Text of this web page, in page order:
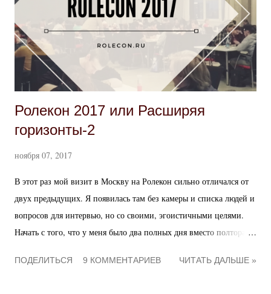
то, что всегда так было. Оба королевства характеризуются
строгим феодальным строем и представляют собой сеттинг,
вдохновленный ранним средневековьем и столетней войной
между Англией и Францией. По авентурским стандартам эти
страны считаются отстал...
Ролекон 2017 или Расширяя
горизонты-2
ноября 07, 2017
В этот раз мой визит в Москву на Ролекон сильно отличался от
двух предыдущих. Я появилась там без камеры и списка людей и
вопросов для интервью, но со своими, эгоистичными целями.
Начать с того, что у меня было два полных дня вместо полтора.
ДСА - вечером в воскресенье, а большую часть остального
ПОДЕЛИТЬСЯ 9 КОММЕНТАРИЕВ ЧИТАТЬ ДАЛЬШЕ »